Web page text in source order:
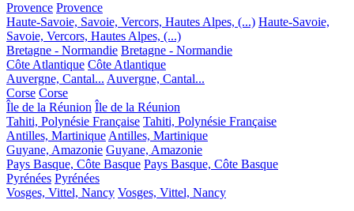
Provence Provence
Haute-Savoie, Savoie, Vercors, Hautes Alpes, (...) Haute-Savoie,
Savoie, Vercors, Hautes Alpes, (...)
Bretagne - Normandie Bretagne - Normandie
Côte Atlantique Côte Atlantique
Auvergne, Cantal... Auvergne, Cantal...
Corse Corse
Île de la Réunion Île de la Réunion
Tahiti, Polynésie Française Tahiti, Polynésie Française
Antilles, MartiniqueAntilles, Martinique
Guyane, Amazonie Guyane, Amazonie
Pays Basque, Côte Basque Pays Basque, Côte Basque
Pyrénées Pyrénées
Vosges, Vittel, Nancy Vosges, Vittel, Nancy